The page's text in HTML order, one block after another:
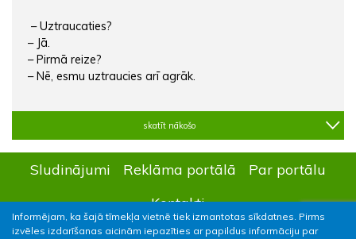
Informējam, ka šajā tīmekļa vietnē tiek izmantotas sīkdatnes. Pirms
izvēles izdarīšanas aicinām iepazīties ar papildus informāciju par
– Uztraucaties?
– Jā.
– Pirmā reize?
– Nē, esmu uztraucies arī agrāk.
skatīt nākošo
Sludinājumi Reklāma portālā
Par portālu
Kontakti